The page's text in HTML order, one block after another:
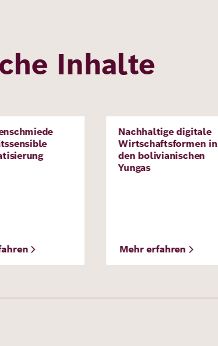
Inhalte
Projekt
Nachhaltige digitale
Wirtschaftsformen in
den bolivianischen
Yungas
Mehr erfahren